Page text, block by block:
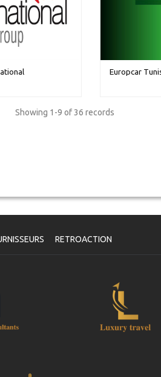
Europcar
Showing 1-9 of 36 records
RETROACTION